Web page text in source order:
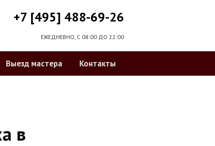
+7 [495] 488-69-26
ЕЖЕДНЕВНО, С 08:00 ДО 22:00
Выезд мастера Контакты
в